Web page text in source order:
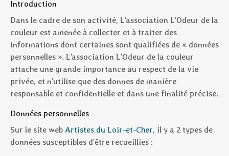
Introduction
Dans le cadre de son activité, L’association L’Odeur de la
couleur est amenée à collecter et à traiter des
informations dont certaines sont qualifiées de « données
personnelles ». L’association L’Odeur de la couleur
attache une grande importance au respect de la vie
privée, et n’utilise que des donnes de manière
responsable et confidentielle et dans une finalité précise.
Données personnelles
Sur le site web Artistes du Loir-et-Cher, il y a 2 types de
données susceptibles d’être recueillies :